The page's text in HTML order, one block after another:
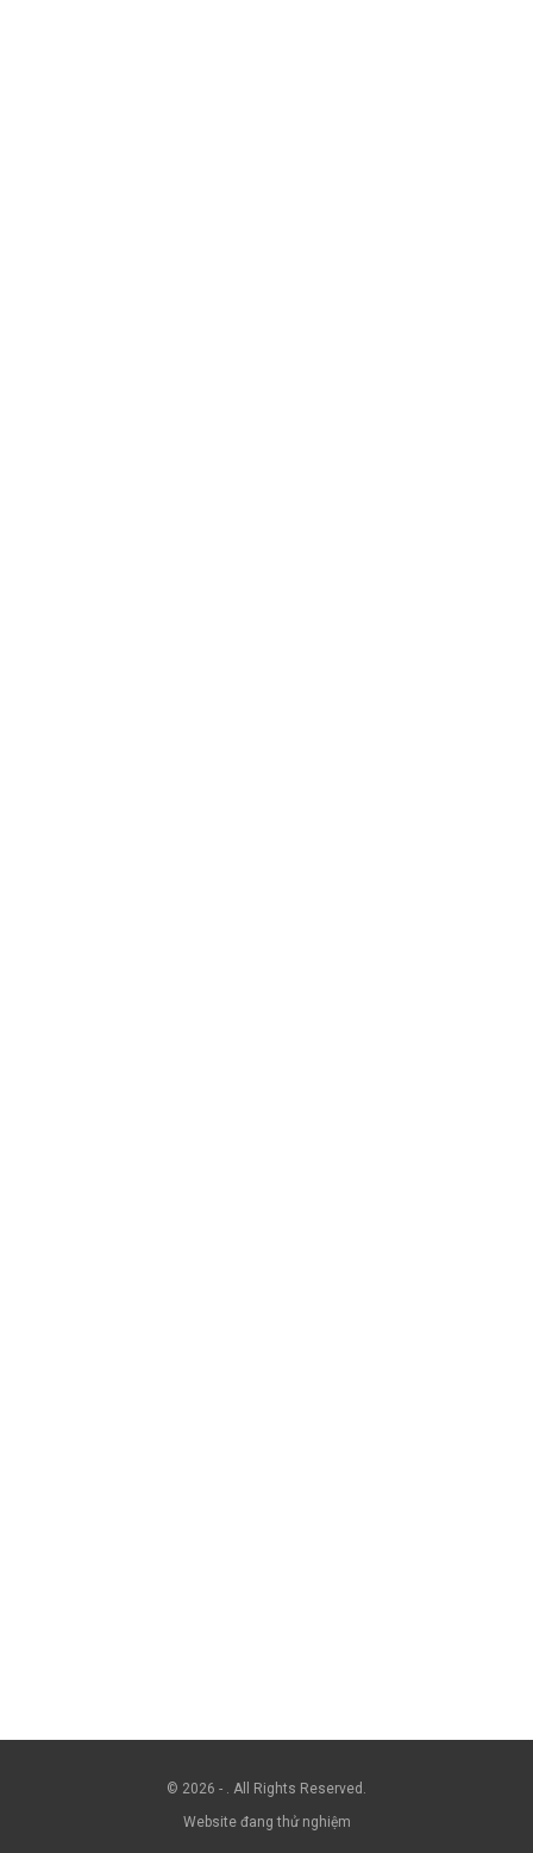
© 2026 - . All Rights Reserved.
Website đang thử nghiệm